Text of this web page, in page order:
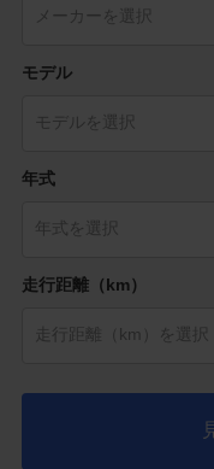
モデル
年式
走行距離（km）